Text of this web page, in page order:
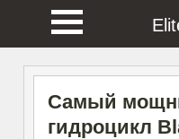
Самый
гидроцикл